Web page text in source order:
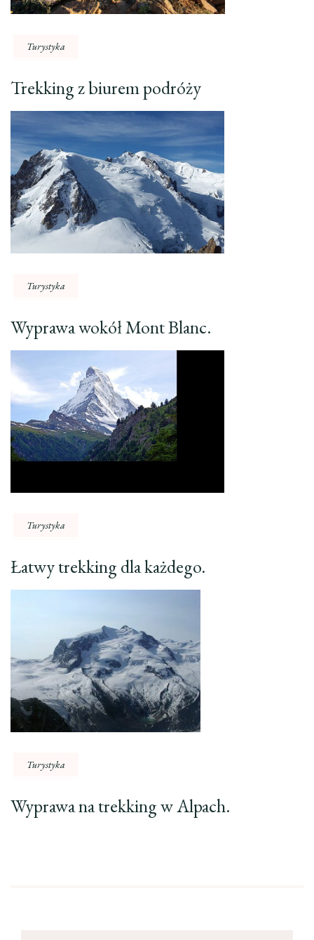
Turystyka
Trekking z biurem podróży
Turystyka
Wyprawa wokół Mont Blanc.
Turystyka
Łatwy trekking dla każdego.
Turystyka
Wyprawa na trekking w Alpach.